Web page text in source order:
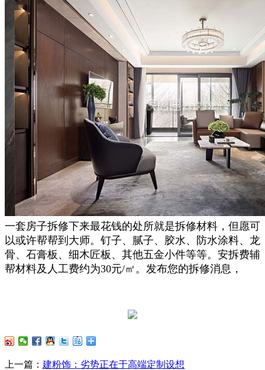
一套房子拆修下来最花钱的处所就是拆修材料，但愿可
以或许帮帮到大师。钉子、腻子、胶水、防水涂料、龙
骨、石膏板、细木匠板、其他五金小件等等。安拆费辅
帮材料及人工费约为30元/㎡。发布您的拆修消息，
上一篇： 建粉饰：劣势正在于高端定制设想